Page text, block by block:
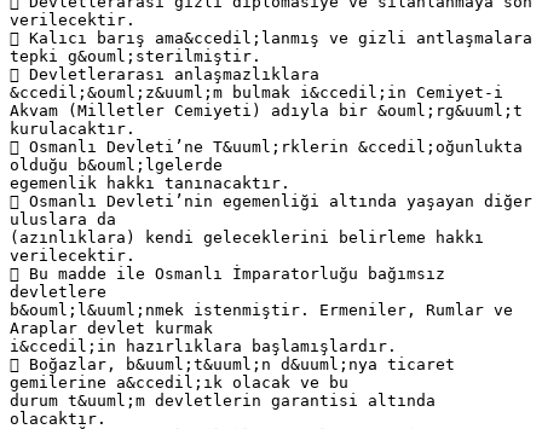
verilecektir.
 Kalıcı barış ama&ccedil;lanmış ve gizli antlaşmalara
tepki g&ouml;sterilmiştir.
 Devletlerarası anlaşmazlıklara
&ccedil;&ouml;z&uuml;m bulmak i&ccedil;in Cemiyet-i
Akvam (Milletler Cemiyeti) adıyla bir &ouml;rg&uuml;t
kurulacaktır.
 Osmanlı Devleti’ne T&uuml;rklerin &ccedil;oğunlukta
olduğu b&ouml;lgelerde
egemenlik hakkı tanınacaktır.
 Osmanlı Devleti’nin egemenliği altında yaşayan diğer
uluslara da
(azınlıklara) kendi geleceklerini belirleme hakkı
verilecektir.
 Bu madde ile Osmanlı İmparatorluğu bağımsız
devletlere
b&ouml;l&uuml;nmek istenmiştir. Ermeniler, Rumlar ve
Araplar devlet kurmak
i&ccedil;in hazırlıklara başlamışlardır.
 Boğazlar, b&uuml;t&uuml;n d&uuml;nya ticaret
gemilerine a&ccedil;ık olacak ve bu
durum t&uuml;m devletlerin garantisi altında
olacaktır.